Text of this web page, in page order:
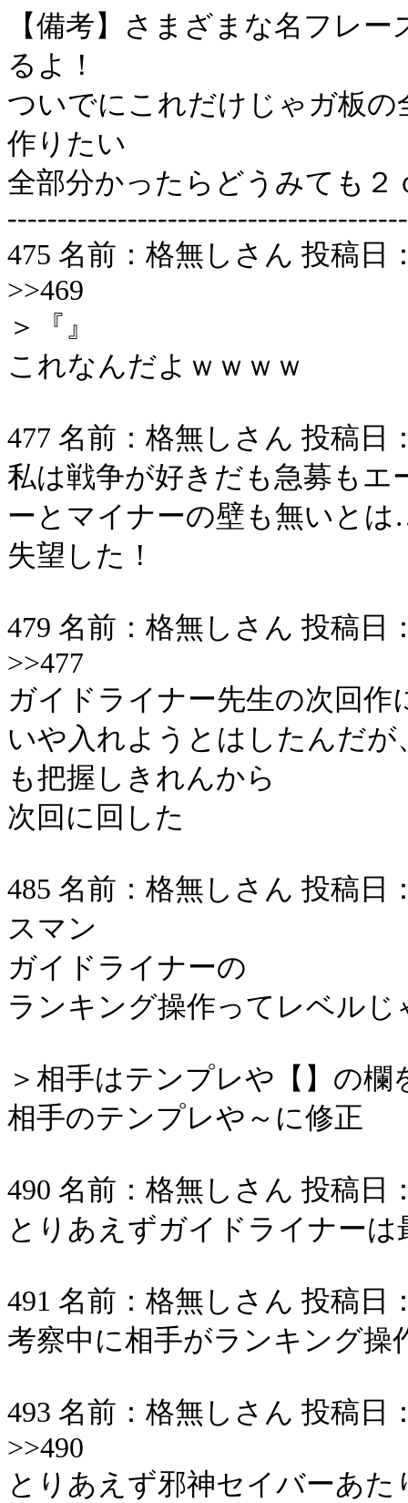
【備考】さまざまな名フレ
るよ！
ついでにこれだけじゃガ板
作りたい
全部分かったらどうみても２
475 名前：格無しさん 投稿日
>>469
＞『』
これなんだよｗｗｗｗ
477 名前：格無しさん 投稿日
私は戦争が好きだも急募もエ
ーとマイナーの壁も無いと
失望した！
479 名前：格無しさん 投稿日
>>477
ガイドライナー先生の次回作
いや入れようとはしたんだ
も把握しきれんから
次回に回した
485 名前：格無しさん 投稿日
スマン
ガイドライナーの
ランキング操作ってレベルじ
＞相手はテンプレや【】の欄
相手のテンプレや～に修正
490 名前：格無しさん 投稿日
とりあえずガイドライナー
491 名前：格無しさん 投稿日
考察中に相手がランキング
493 名前：格無しさん 投稿日
>>490
とりあえず邪神セイバーあ